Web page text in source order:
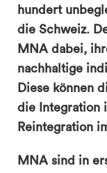
hundert
die Schweiz.
MNA dabei,
nachhaltige
Diese können
die Integration
Reintegration
MNA sind in